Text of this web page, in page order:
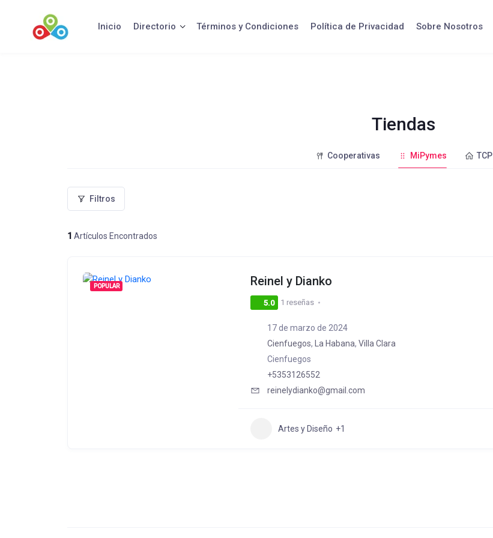
contenido
Inicio Directorio Términos y Condiciones Política de Privacidad Sobre Nosotros
Tiendas
Cooperativas MiPymes TCP
Filtros
1 Artículos Encontrados
POPULAR Reinel y Dianko
5.0 1 reseñas
17 de marzo de 2024
Cienfuegos, La Habana, Villa Clara
Cienfuegos
+5353126552
reinelydianko@gmail.com
Artes y Diseño +1